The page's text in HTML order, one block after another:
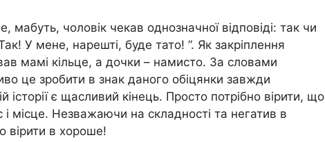
мабуть, чоловік чекав однозначної відповіді: так чи
Так! У мене, нарешті, буде тато! ”. Як закріплення
мамі кільце, а дочки – намисто. За словами
це зробити в знак даного обіцянки завжди
історії є щасливий кінець. Просто потрібно вірити, що
і місце. Незважаючи на складності та негатив в
вірити в хороше!